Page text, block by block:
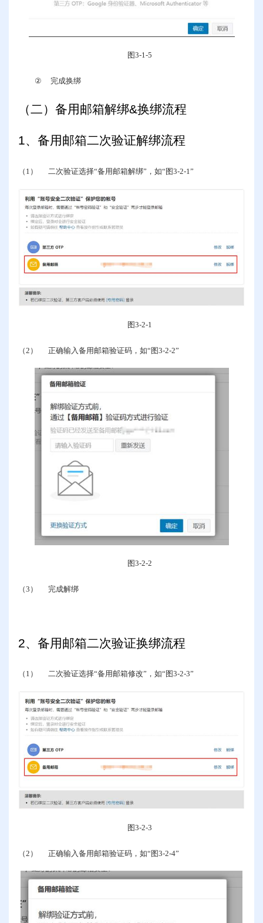
图3-1-5
② 完成换绑
（二）备用邮箱解绑&换绑流程
1、备用邮箱二次验证解绑流程
（1） 二次验证选择“备用邮箱解绑”，如“图3-2-1 ”
图3-2-1
（2） 正确输入备用邮箱验证码，如“图 3-2-2”
图3-2-2
（3） 完成解绑
2、备用邮箱二次验证换绑流程
（1） 二次验证选择“备用邮箱修改”，如“图 3-2-3”
图3-2-3
（2） 正确输入备用邮箱验证码，如“图3-2-4”